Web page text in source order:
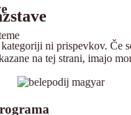
ni prispevkov. Če
na tej strani, imajo